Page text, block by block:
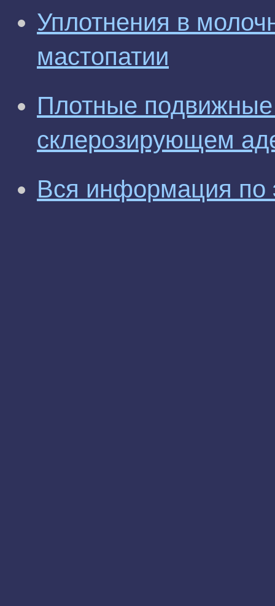
Уплотнения в
мастопатии
Плотные
склерозирующем
Вся информация по